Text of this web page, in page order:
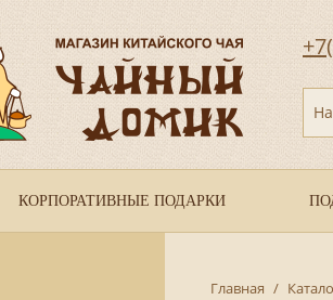
КОРПОРАТИВНЫЕ ПОДАРКИ
Главная /